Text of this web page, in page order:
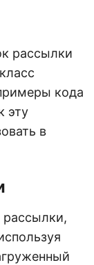
рассылки
кода
эту
в
рассылки,